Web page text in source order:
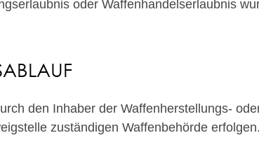
oder Waffenhandelserlaubnis
den Inhaber der Waffenherstellungs-
zuständigen Waffenbehörde erfolgen.